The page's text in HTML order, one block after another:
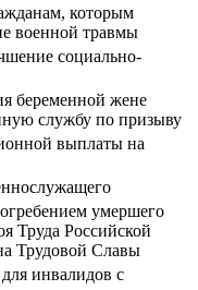
которым
военной травмы
социально-
беременной жене
службу по призыву
выплаты на
умершего
Труда Российской
Трудовой Славы
инвалидов с